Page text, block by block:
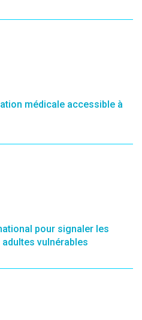
médicale accessible à
pour signaler les
vulnérables